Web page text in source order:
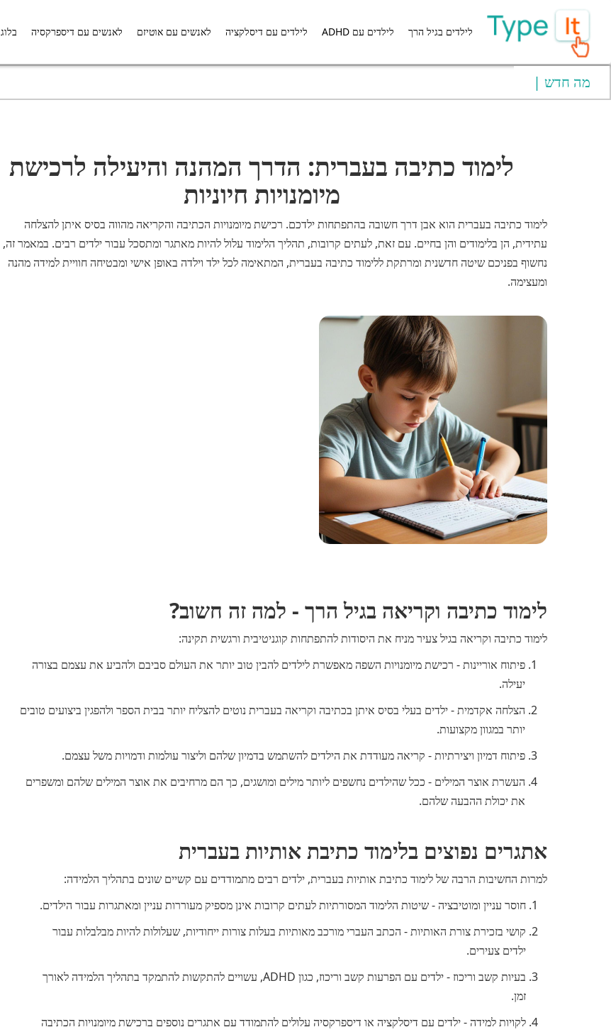
לילדים בגיל הרך ADHD לילדים עם לילדים עם דיסלקציה לאנשים עם אוטיזם לאנשים עם דיספרקסיה בלוג
| מה חדש
לימוד כתיבה בעברית: הדרך המהנה והיעילה לרכישת
מיומנויות חיוניות
לימוד כתיבה בעברית הוא אבן דרך חשובה בהתפתחות ילדכם. רכישת מיומנויות הכתיבה והקריאה מהווה בסיס איתן להצלחה
עתידית, הן בלימודים והן בחיים. עם זאת, לעתים קרובות, תהליך הלימוד עלול להיות מאתגר ומתסכל עבור ילדים רבים. במאמר זה,
נחשוף בפניכם שיטה חדשנית ומרתקת ללימוד כתיבה בעברית, המתאימה לכל ילד וילדה באופן אישי ומבטיחה חוויית למידה מהנה
ומעצימה.
לימוד כתיבה וקריאה בגיל הרך - למה זה חשוב?
לימוד כתיבה וקריאה בגיל צעיר מניח את היסודות להתפתחות קוגניטיבית ורגשית תקינה:
פיתוח אוריינות - רכישת מיומנויות השפה מאפשרת לילדים להבין טוב יותר את העולם סביבם ולהביע את עצמם בצורה
יעילה.
הצלחה אקדמית - ילדים בעלי בסיס איתן בכתיבה וקריאה בעברית נוטים להצליח יותר בבית הספר ולהפגין ביצועים טובים
יותר במגוון מקצועות.
פיתוח דמיון ויצירתיות - קריאה מעודדת את הילדים להשתמש בדמיון שלהם וליצור עולמות ודמויות משל עצמם.
העשרת אוצר המילים - ככל שהילדים נחשפים ליותר מילים ומושגים, כך הם מרחיבים את אוצר המילים שלהם ומשפרים
את יכולת ההבעה שלהם.
אתגרים נפוצים בלימוד כתיבת אותיות בעברית
למרות החשיבות הרבה של לימוד כתיבת אותיות בעברית, ילדים רבים מתמודדים עם קשיים שונים בתהליך הלמידה:
חוסר עניין ומוטיבציה - שיטות הלימוד המסורתיות לעתים קרובות אינן מספיק מעוררות עניין ומאתגרות עבור הילדים.
קושי בזכירת צורת האותיות - הכתב העברי מורכב מאותיות בעלות צורות ייחודיות, שעלולות להיות מבלבלות עבור
ילדים צעירים.
בעיות קשב וריכוז - ילדים עם הפרעות קשב וריכוז, כגון ADHD, עשויים להתקשות להתמקד בתהליך הלמידה לאורך
זמן.
לקויות למידה - ילדים עם דיסלקציה או דיספרקסיה עלולים להתמודד עם אתגרים נוספים ברכישת מיומנויות הכתיבה